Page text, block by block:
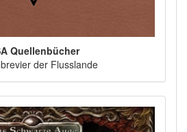
Quellenbücher
der Flusslande